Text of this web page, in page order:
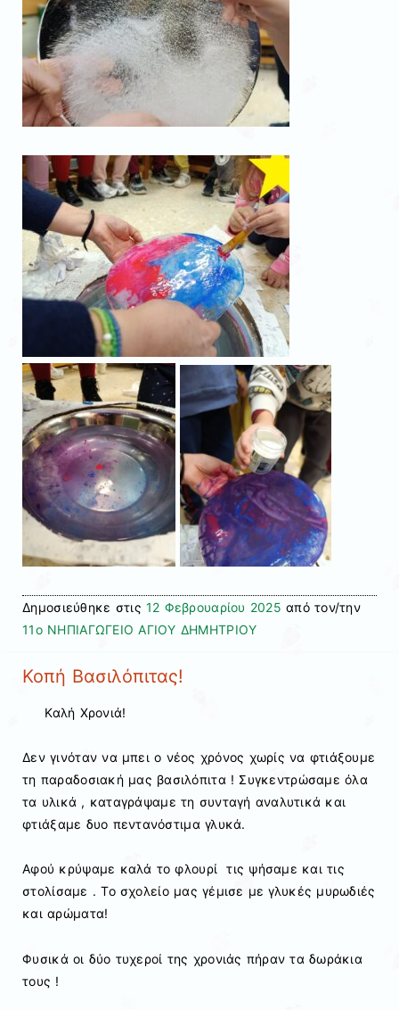
Δημοσιεύθηκε στις 12 Φεβρουαρίου 2025 από τον/την
11ο ΝΗΠΙΑΓΩΓΕΙΟ ΑΓΙΟΥ ΔΗΜΗΤΡΙΟΥ
Κοπή Βασιλόπιτας!
Καλή Χρονιά!
Δεν γινόταν να μπει ο νέος χρόνος χωρίς να φτιάξουμε
τη παραδοσιακή μας βασιλόπιτα ! Συγκεντρώσαμε όλα
τα υλικά , καταγράψαμε τη συνταγή αναλυτικά και
φτιάξαμε δυο πεντανόστιμα γλυκά.
Αφού κρύψαμε καλά το φλουρί τις ψήσαμε και τις
στολίσαμε . Το σχολείο μας γέμισε με γλυκές μυρωδιές
και αρώματα!
Φυσικά οι δύο τυχεροί της χρονιάς πήραν τα δωράκια
τους !